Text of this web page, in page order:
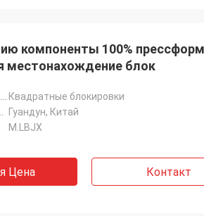
компоненты 100%
местонахождение блок
Название продукта: Квадратные блокировки
Гуандун, Китай
M.LBJX
Цена Контакт